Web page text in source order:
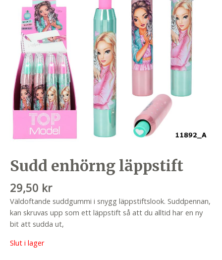
Sudd enhörng läppstift
29,50 kr
Väldoftande suddgummi i snygg läppstiftslook. Suddpennan,
kan skruvas upp som ett läppstift så att du alltid har en ny
bit att sudda ut,
Slut i lager